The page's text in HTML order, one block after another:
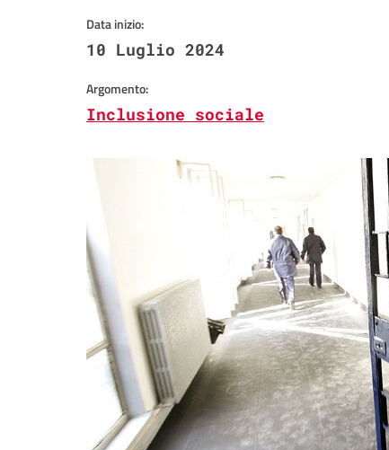
Data inizio:
10 Luglio 2024
Argomento:
Inclusione sociale